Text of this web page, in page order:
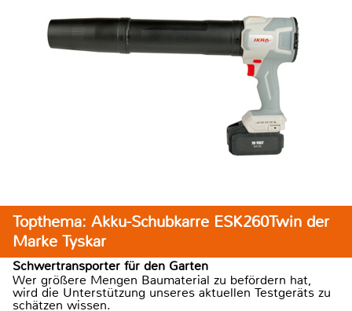
Topthema: Akku-Schubkarre ESK260Twin der
Marke Tyskar
Schwertransporter für den Garten
Wer größere Mengen Baumaterial zu befördern hat,
wird die Unterstützung unseres aktuellen Testgeräts zu
schätzen wissen.